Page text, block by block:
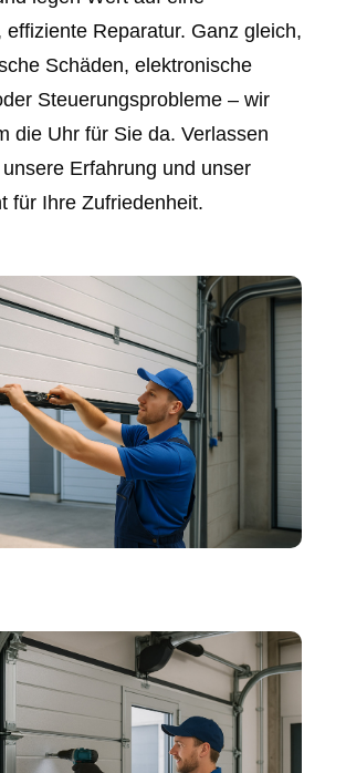
effiziente Reparatur. Ganz gleich,
Schäden, elektronische
Steuerungsprobleme – wir
die Uhr für Sie da. Verlassen
Erfahrung und unser
für Ihre Zufriedenheit.